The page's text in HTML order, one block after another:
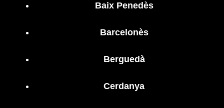
Baix Penedès
Barcelonès
Berguedà
Cerdanya